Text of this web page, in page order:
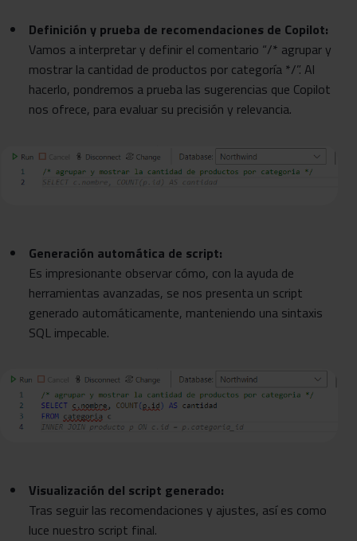
Definición y prueba de recomendaciones de Copilot:
Vamos a interpretar y definir el comentario “/* agrupar y
mostrar la cantidad de productos por categoría */”. Al
hacerlo, pondremos a prueba las sugerencias que Copilot
nos ofrece, para evaluar su precisión y relevancia.
Generación automática de script:
Es impresionante observar cómo, con la ayuda de
herramientas avanzadas, se nos presenta un script
generado automáticamente, manteniendo una sintaxis
SQL impecable.
Visualización del script generado:
Tras seguir las recomendaciones y ajustes, así es como
luce nuestro script final.